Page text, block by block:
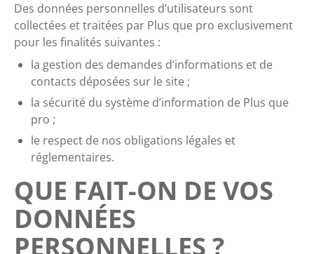
Des données personnelles d’utilisateurs sont
collectées et traitées par Plus que pro exclusivement
pour les finalités suivantes :
la gestion des demandes d’informations et de
contacts déposées sur le site ;
la sécurité du système d’information de Plus que
pro ;
le respect de nos obligations légales et
réglementaires.
QUE FAIT-ON DE VOS
DONNÉES
PERSONNELLES ?